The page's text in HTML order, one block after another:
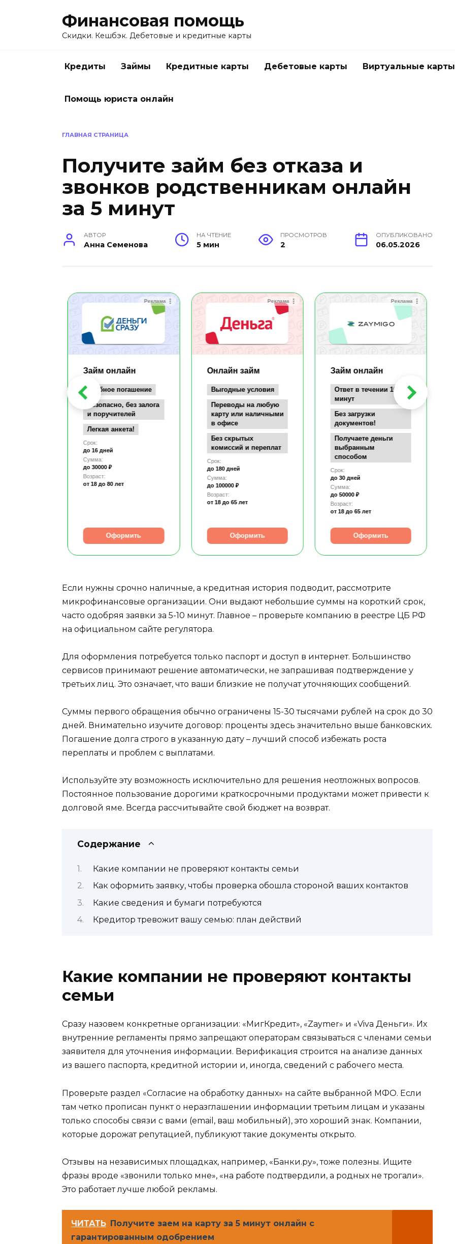
Финансовая помощь
Скидки. Кешбэк. Дебетовые и кредитные карты
Кредиты Займы Кредитные карты Дебетовые карты Виртуальные карты
Помощь юриста онлайн
ГЛАВНАЯ СТРАНИЦА
Получите займ без отказа и
звонков родственникам онлайн
за 5 минут
АВТОР
Анна Семенова
НА ЧТЕНИЕ
5 мин
ПРОСМОТРОВ
2
ОПУБЛИКОВАНО
06.05.2026
Реклама
Займ онлайн
Удобное погашение
Безопасно, без залога
и поручителей
Легкая анкета!
Срок:
до 16 дней
Сумма:
до 30000 ₽
Возраст:
от 18 до 80 лет
Оформить
Реклама
Онлайн займ
Выгодные условия
Переводы на любую
карту или наличными
в офисе
Без скрытых
комиссий и переплат
Срок:
до 180 дней
Сумма:
до 100000 ₽
Возраст:
от 18 до 65 лет
Оформить
Реклама
Займ онлайн
Ответ в течении 10
минут
Без загрузки
документов!
Получаете деньги
выбранным
способом
Срок:
до 30 дней
Сумма:
до 50000 ₽
Возраст:
от 18 до 65 лет
Оформить
Если нужны срочно наличные, а кредитная история подводит, рассмотрите
микрофинансовые организации. Они выдают небольшие суммы на короткий срок,
часто одобряя заявки за 5-10 минут. Главное – проверьте компанию в реестре ЦБ РФ
на официальном сайте регулятора.
Для оформления потребуется только паспорт и доступ в интернет. Большинство
сервисов принимают решение автоматически, не запрашивая подтверждение у
третьих лиц. Это означает, что ваши близкие не получат уточняющих сообщений.
Суммы первого обращения обычно ограничены 15-30 тысячами рублей на срок до 30
дней. Внимательно изучите договор: проценты здесь значительно выше банковских.
Погашение долга строго в указанную дату – лучший способ избежать роста
переплаты и проблем с выплатами.
Используйте эту возможность исключительно для решения неотложных вопросов.
Постоянное пользование дорогими краткосрочными продуктами может привести к
долговой яме. Всегда рассчитывайте свой бюджет на возврат.
Содержание
Какие компании не проверяют контакты семьи
Как оформить заявку, чтобы проверка обошла стороной ваших контактов
Какие сведения и бумаги потребуются
Кредитор тревожит вашу семью: план действий
Какие компании не проверяют контакты
семьи
Сразу назовем конкретные организации: «МигКредит», «Zaymer» и «Viva Деньги». Их
внутренние регламенты прямо запрещают операторам связываться с членами семьи
заявителя для уточнения информации. Верификация строится на анализе данных
из вашего паспорта, кредитной истории и, иногда, сведений с рабочего места.
Проверьте раздел «Согласие на обработку данных» на сайте выбранной МФО. Если
там четко прописан пункт о неразглашении информации третьим лицам и указаны
только способы связи с вами (email, ваш мобильный), это хороший знак. Компании,
которые дорожат репутацией, публикуют такие документы открыто.
Отзывы на независимых площадках, например, «Банки.ру», тоже полезны. Ищите
фразы вроде «звонили только мне», «на работе подтвердили, а родных не трогали».
Это работает лучше любой рекламы.
ЧИТАТЬ Получите заем на карту за 5 минут онлайн с
гарантированным одобрением